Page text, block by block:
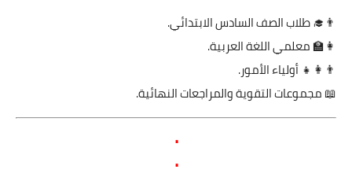
👨‍🎓 طلاب الصف السادس الابتدائي.
👩‍🏫 معلمي اللغة العربية.
👨‍👩‍👧 أولياء الأمور.
📖 مجموعات التقوية والمراجعات النهائية.
.
.